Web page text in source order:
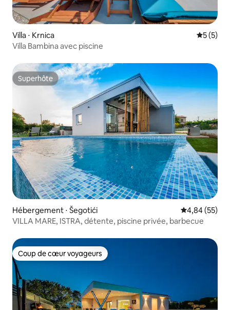
Villa ⋅ Krnica
5 (5)
Villa Bambina avec piscine
Superhôte
Superhôte
Hébergement ⋅ Šegotići Évaluation
4,84 (55)
VILLA MARE, ISTRA, détente, piscine privée, barbecue
Coup de cœur voyageurs
Coup de cœur voyageurs